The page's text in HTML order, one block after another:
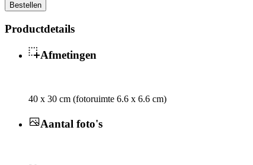
Bestellen
Productdetails
Afmetingen
40 x 30 cm (fotoruimte 6.6 x 6.6 cm)
Aantal foto's